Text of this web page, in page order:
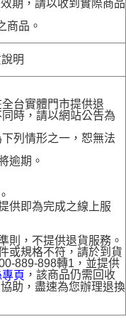
期，請以收到實際商品
商品。
明
台實體門市提供退
時，請以網站公告為
列情形之一，恕無法
逾期。
供即為完成之線上服
則，不提供退貨服務。
或規格不符，請於到貨
889-898轉1，並提供
頁 ，該商品仍需回收
助，盡速為您辦理退換